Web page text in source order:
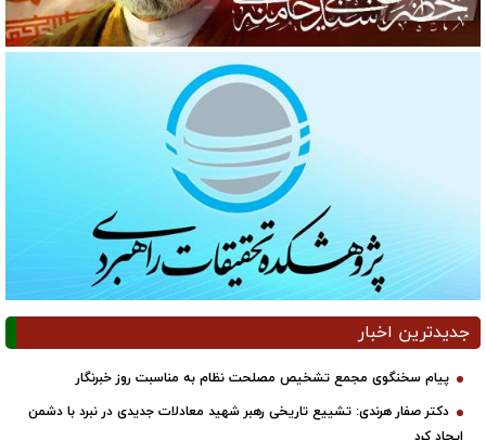
جدیدترین اخبار
پیام سخنگوی مجمع تشخیص مصلحت نظام به مناسبت روز خبرنگار
دکتر صفار هرندی: تشییع تاریخی رهبر شهید معادلات جدیدی در نبرد با دشمن
ایجاد کرد